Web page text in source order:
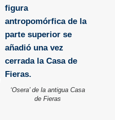
‘Osera’ de la antigua Casa
de Fieras